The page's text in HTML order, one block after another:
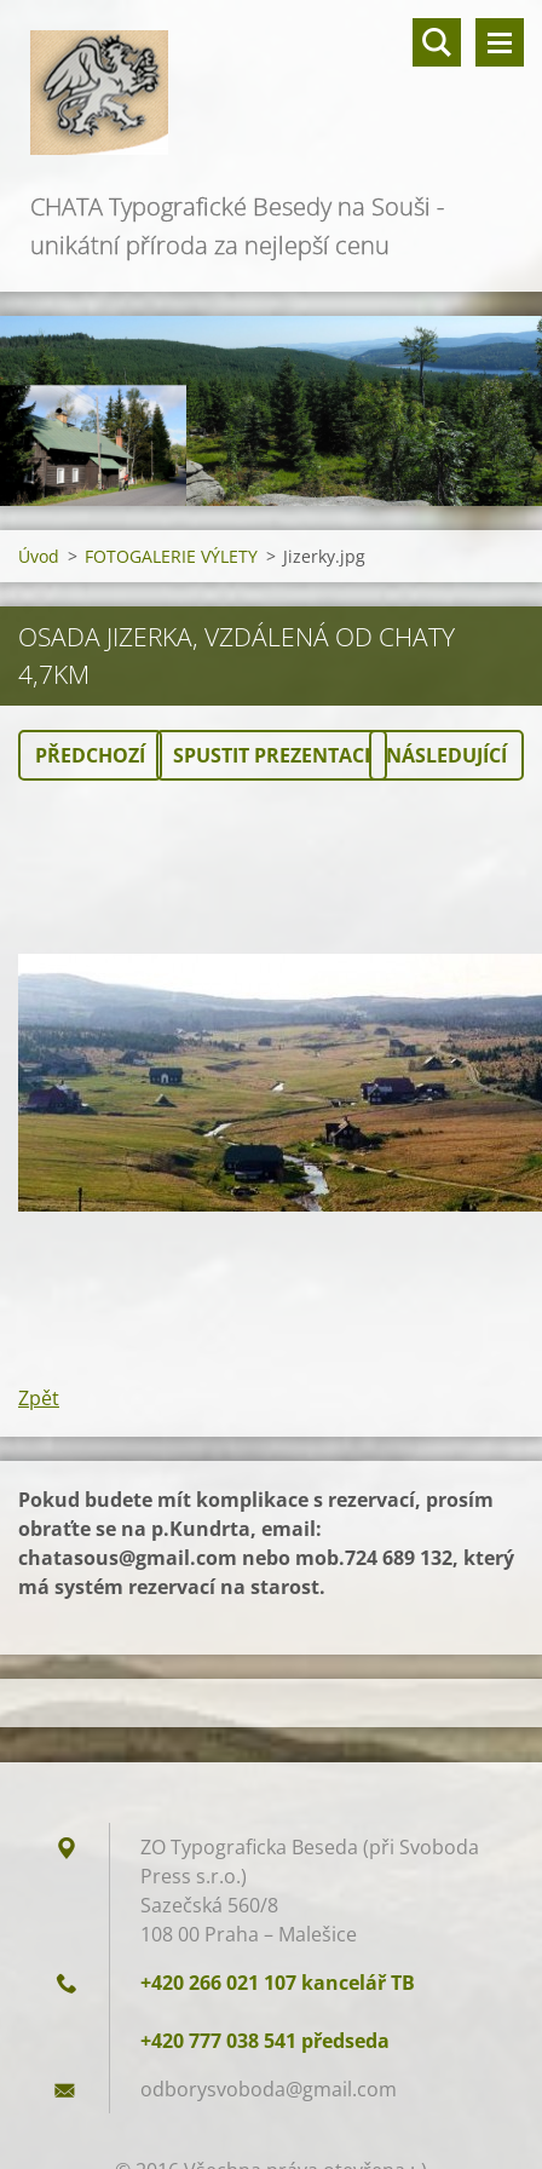
CHATA Typografické Besedy na Souši -
unikátní příroda za nejlepší cenu
Úvod > FOTOGALERIE VÝLETY > Jizerky.jpg
OSADA JIZERKA, VZDÁLENÁ OD CHATY
4,7KM
PŘEDCHOZÍ SPUSTIT PREZENTACI NÁSLEDUJÍCÍ
Zpět
Pokud budete mít komplikace s rezervací, prosím
obraťte se na p.Kundrta, email:
chatasous@gmail.com nebo mob.724 689 132, který
má systém rezervací na starost.
ZO Typograficka Beseda (při Svoboda
Press s.r.o.)
Sazečská 560/8
108 00 Praha – Malešice
+420 266 021 107 kancelář TB
+420 777 038 541 předseda
odborysvoboda@gmail.com